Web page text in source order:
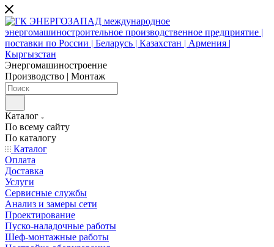
Энергомашиностроение
Производство | Монтаж
Каталог
По всему сайту
По каталогу
Каталог
Оплата
Доставка
Услуги
Сервисные службы
Анализ и замеры сети
Проектирование
Пуско-наладочные работы
Шеф-монтажные работы